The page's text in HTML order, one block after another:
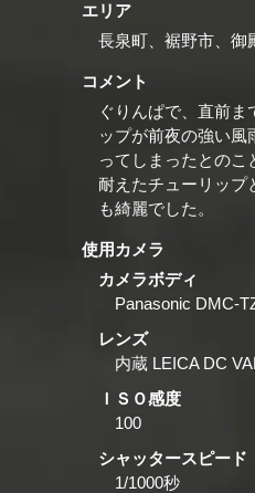
エリア
長泉町、裾野市、御
コメント
ぐりんぱで、直前ま
ップが前夜の強い風
ってしまったとのこ
耐えたチューリップ
も綺麗でした。
使用カメラ
カメラボディ
Panasonic DMC-
レンズ
内蔵 LEICA DC
ＩＳＯ感度
100
シャッタースピード
1/1000秒